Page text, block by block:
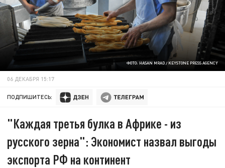
ФОТО: HASAN MRAD / KEYSTONE PRESS AGENCY
06 ДЕКАБРЯ 15:17
ПОДПИШИТЕСЬ:
"Каждая третья булка в Африке - из
русского зерна": Экономист назвал выгоды
экспорта РФ на континент